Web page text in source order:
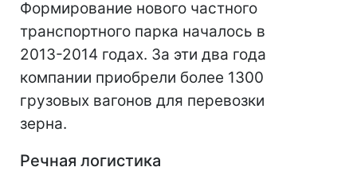
Формирование нового частного
транспортного парка началось в
2013-2014 годах. За эти два года
компании приобрели более 1300
грузовых вагонов для перевозки
зерна.
Речная логистика